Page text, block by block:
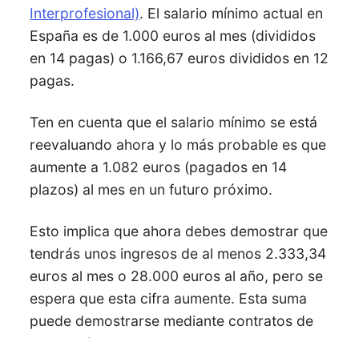
Interprofesional). El salario mínimo actual en
España es de 1.000 euros al mes (divididos
en 14 pagas) o 1.166,67 euros divididos en 12
pagas.
Ten en cuenta que el salario mínimo se está
reevaluando ahora y lo más probable es que
aumente a 1.082 euros (pagados en 14
plazos) al mes en un futuro próximo.
Esto implica que ahora debes demostrar que
tendrás unos ingresos de al menos 2.333,34
euros al mes o 28.000 euros al año, pero se
espera que esta cifra aumente. Esta suma
puede demostrarse mediante contratos de